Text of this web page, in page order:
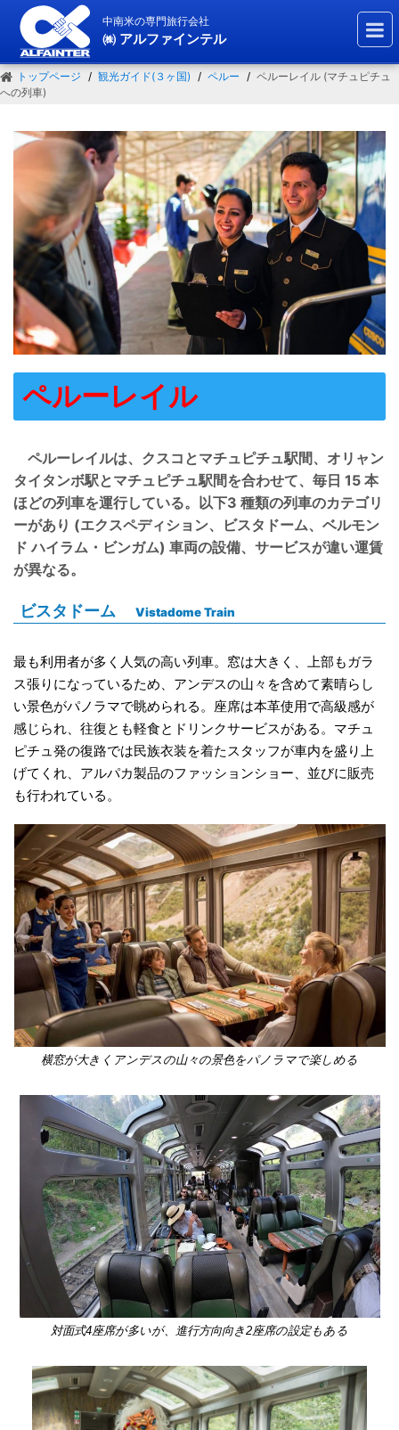
中南米の専門旅行会社
㈱ アルファインテル
トップページ 観光ガイド(３ヶ国) ペルー
ペルーレイル (マチュピチュ
への列車)
ペルーレイル
ペルーレイルは、クスコとマチュピチュ駅間、オリャン
タイタンボ駅とマチュピチュ駅間を合わせて、毎日 15 本
ほどの列車を運行している。以下3 種類の列車のカテゴリ
ーがあり (エクスペディション、ビスタドーム、ベルモン
ド ハイラム・ビンガム) 車両の設備、サービスが違い運賃
が異なる。
ビスタドーム Vistadome Train
最も利用者が多く人気の高い列車。窓は大きく、上部もガラ
ス張りになっているため、アンデスの山々を含めて素晴らし
い景色がパノラマで眺められる。座席は本革使用で高級感が
感じられ、往復とも軽食とドリンクサービスがある。マチュ
ピチュ発の復路では民族衣装を着たスタッフが車内を盛り上
げてくれ、アルパカ製品のファッションショー、並びに販売
も行われている。
横窓が大きくアンデスの山々の景色をパノラマで楽しめる
対面式4座席が多いが、進行方向向き2座席の設定もある